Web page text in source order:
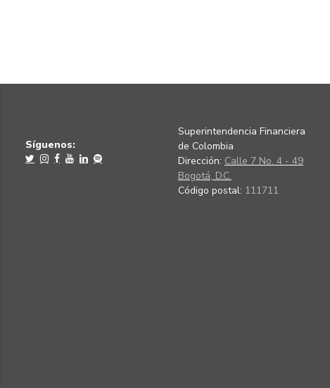
Síguenos:
Superintendencia Financiera
de Colombia
Dirección: Calle 7 No. 4 - 49
Bogotá, D.C.
Código postal: 111711